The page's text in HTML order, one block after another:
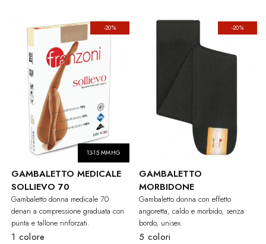
-20%
13-15 MMHG
GAMBALETTO MEDICALE
SOLLIEVO 70
Gambaletto donna medicale 70
denari a compressione graduata con
punta e tallone rinforzati.
1 colore
-20%
GAMBALETTO
MORBIDONE
Gambaletto donna con effetto
angoretta, caldo e morbido, senza
bordo, unisex.
5 colori